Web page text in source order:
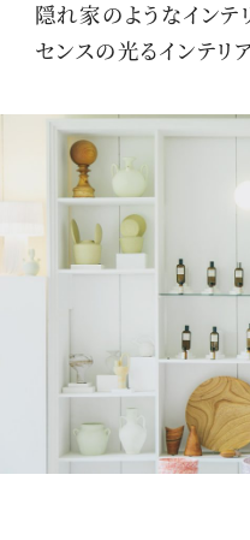
隠れ家のようなインテ
センスの光るインテリ